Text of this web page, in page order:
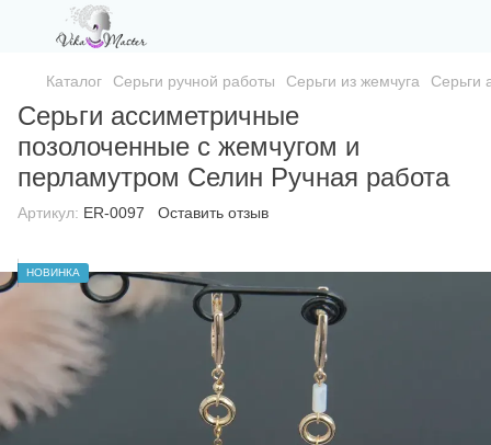
Каталог Серьги ручной работы Серьги из жемчуга Серьги
Серьги ассиметричные
позолоченные с жемчугом и
перламутром Селин Ручная работа
Артикул: ER-0097 Оставить отзыв
НОВИНКА